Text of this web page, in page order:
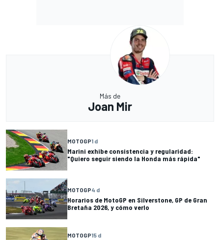
Más de
Joan Mir
MOTOGP1 d
Marini exhibe consistencia y regularidad:
"Quiero seguir siendo la Honda más rápida"
MOTOGP4 d
Horarios de MotoGP en Silverstone, GP de Gran
Bretaña 2026, y cómo verlo
MOTOGP15 d